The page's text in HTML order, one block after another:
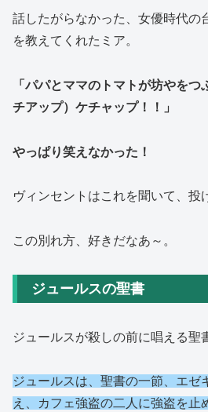
話したがらなかった、女優時代の
を教えてくれたミア。
「パパとママのトマトが坊やを
チアップ）ケチャップ！！」
やっぱり笑えなかった！
ヴィンセントはこれを聞いて、投
この別れ方、好きだなあ～。
ジュールスの聖書
ジュールスが殺しの前に唱える聖
ジュールスは、聖書の一節、エゼ
え、
カフェ強盗の二人に強盗を止